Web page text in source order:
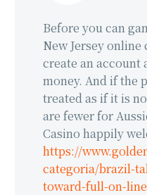
Before you can
New Jersey online
create an account
money. And if the
treated as if it is
are fewer for
Casino happily
https://
categoria/brazil-
toward-full-on-